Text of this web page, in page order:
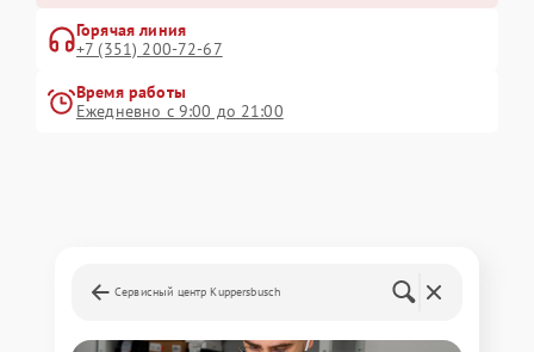
Горячая линия
+7 (351) 200-72-67
Время работы
Ежедневно с 9:00 до 21:00
Сервисный центр Kuppersbusch